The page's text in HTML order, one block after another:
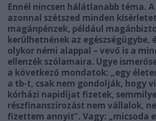
Ennél nincsen hálátlanabb téma.
azonnal szétszed minden
magánpénzek, például
kerülhetnének az egészségügybe,
olykor némi alappal – vevő is a
ellenzék szólamaira. Ugye
a következő mondatok: „egy
a tb-t, csak nem gondolják, hogy
kórházi napidíjat fizetek,
részfinanszírozást nem vállalok,
fizettem annyit”. Vagy: „micsoda